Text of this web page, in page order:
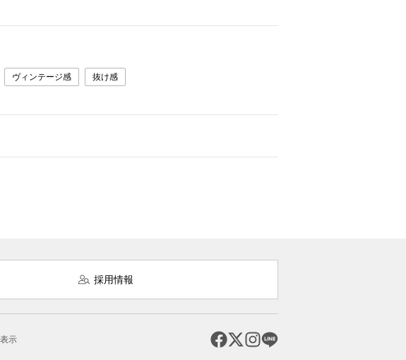
ヴィンテージ感 抜け感
採用情報
示